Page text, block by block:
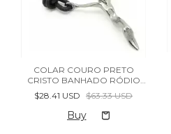
COLAR COURO PRETO
CRISTO BANHADO RÓDIO
NEGRO
$28.41 USD $63.33 USD